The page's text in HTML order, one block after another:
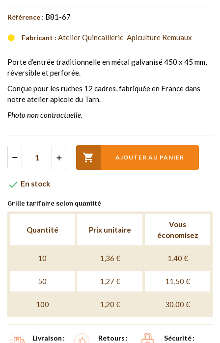
Référence : B81-67
Fabricant : Atelier Quincaillerie  Apiculture Remuaux
Porte d’entrée traditionnelle en métal galvanisé 450 x 45 mm,
réversible et perforée.
Conçue pour les ruches 12 cadres, fabriquée en France dans
notre atelier apicole du Tarn.
Photo non contractuelle.
 AJOUTER AU PANIER
 En stock
Grille tarifaire selon quantité
Quantité Prix unitaire
Vous
économisez
10 1,36 € 1,40 €
50 1,27 € 11,50 €
100 1,20 € 30,00 €
Livraison Retours Sécurité